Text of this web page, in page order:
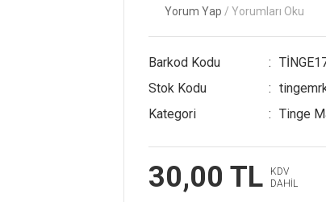
Yorum Yap / Yorumları Oku
Barkod Kodu
Stok Kodu
Kategori
Tinge
30,00 TL
KDV
DAHİL